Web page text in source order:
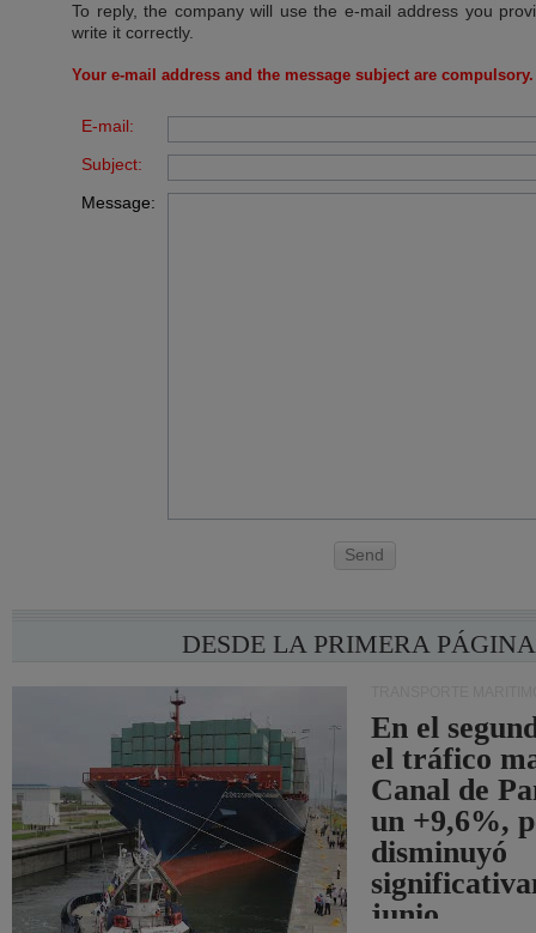
To reply, the company will use the e-mail address you
write it correctly.
Your e-mail address and the message subject are compulsory.
E-mail:
Subject:
Message:
Send
DESDE LA PRIMERA PÁGINA
En el
el tráfico
Canal de
un +9,6%,
disminuyó
junio.